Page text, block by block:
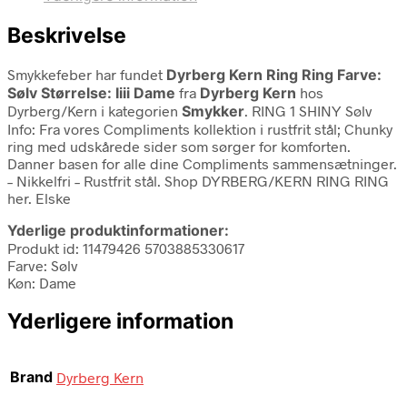
Beskrivelse
Smykkefeber har fundet Dyrberg Kern Ring Ring Farve:
Sølv Størrelse: Iiii Dame fra Dyrberg Kern hos
Dyrberg/Kern i kategorien Smykker. RING 1 SHINY Sølv
Info: Fra vores Compliments kollektion i rustfrit stål; Chunky
ring med udskårede sider som sørger for komforten.
Danner basen for alle dine Compliments sammensætninger.
– Nikkelfri – Rustfrit stål. Shop DYRBERG/KERN RING RING
her. Elske
Yderlige produktinformationer:
Produkt id: 11479426 5703885330617
Farve: Sølv
Køn: Dame
Yderligere information
Brand Dyrberg Kern